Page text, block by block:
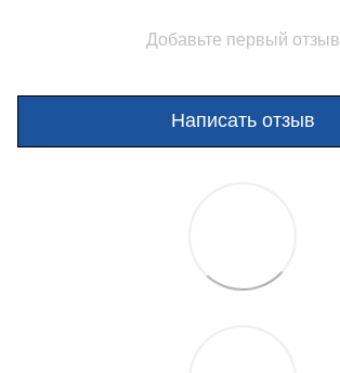
Добавьте первый отзыв
Написать отзыв